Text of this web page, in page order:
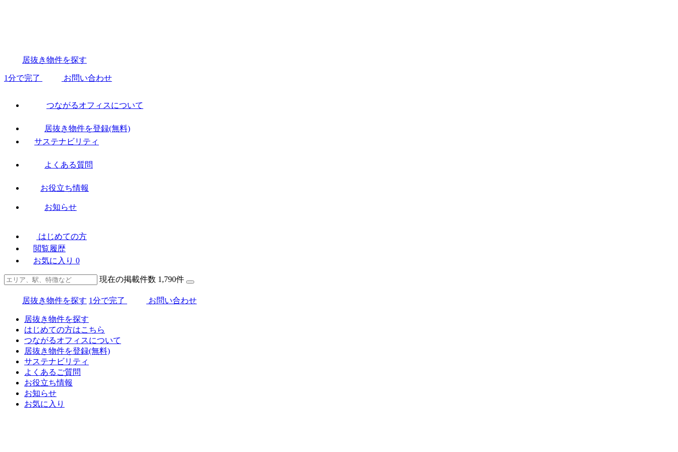
居抜き物件を探す
1分で完了 お問い合わせ
つながるオフィスについて
居抜き物件を登録(無料)
サステナビリティ
よくある質問
お役立ち情報
お知らせ
はじめての方
閲覧履歴
お気に入り 0
現在の掲載件数 1,790件
居抜き物件を探す 1分で完了 お問い合わせ
居抜き物件を探す
はじめての方はこちら
つながるオフィスについて
居抜き物件を登録(無料)
サステナビリティ
よくあるご質問
お役立ち情報
お知らせ
お気に入り